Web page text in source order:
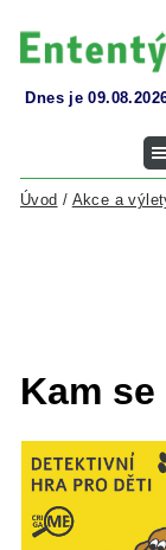
Dnes je
Úvod / Akce a
Kam